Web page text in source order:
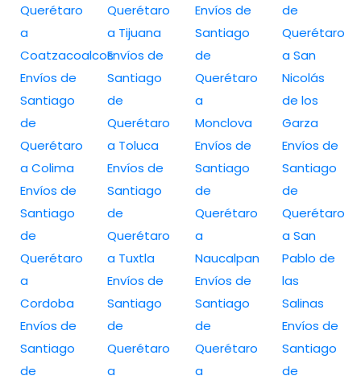
Querétaro
a
Coatzacoalcos
Envíos de
Santiago
de
Querétaro
a Colima
Envíos de
Santiago
de
Querétaro
a
Cordoba
Envíos de
Santiago
de
Querétaro
a Tijuana
Envíos de
Santiago
de
Querétaro
a Toluca
Envíos de
Santiago
de
Querétaro
a Tuxtla
Envíos de
Santiago
de
Querétaro
a
Envíos de
Santiago
de
Querétaro
a
Monclova
Envíos de
Santiago
de
Querétaro
a
Naucalpan
Envíos de
Santiago
de
Querétaro
a
de
Querétaro
a San
Nicolás
de los
Garza
Envíos de
Santiago
de
Querétaro
a San
Pablo de
las
Salinas
Envíos de
Santiago
de